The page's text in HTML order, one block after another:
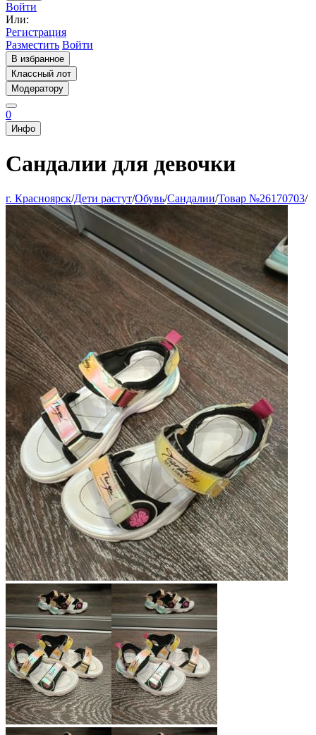
Войти
Или:
Регистрация
Разместить Войти
В избранное
Классный лот
Модератору
0
Инфо
Сандалии для девочки
г. Красноярск/Дети растут/Обувь/Сандалии/Товар №26170703/